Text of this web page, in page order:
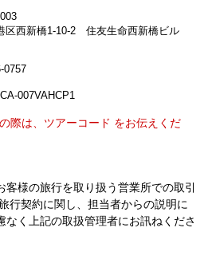
区西新橋1-10-2 住友生命西新橋ビル
0757
007VAHCP1
際は、ツアーコード をお伝えくだ
様の旅行を取り扱う営業所での取引
行契約に関し、担当者からの説明に
なく上記の取扱管理者にお訊ねくださ